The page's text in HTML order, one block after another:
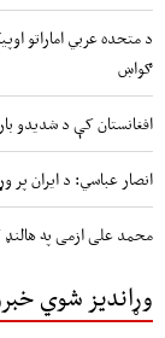
د متحده عربي اماراتو
ګواښ
افغانستان کې د شدیدو
انصار عباسي: د ایران
محمد علی ازمی په
وړاندیز شوي